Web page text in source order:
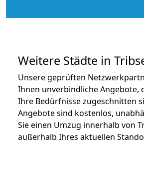
Weitere Städte in
Unsere geprüften
Ihnen unverbindliche Angebote,
Ihre Bedürfnisse zugeschnitten
Angebote sind kostenlos,
Sie einen Umzug innerhalb von
außerhalb Ihres aktuellen